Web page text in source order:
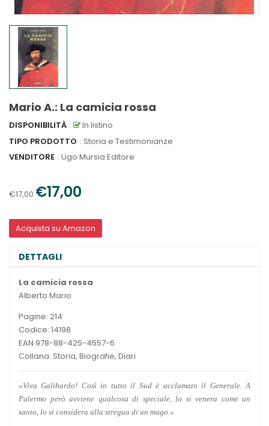
Mario A.: La camicia rossa
DISPONIBILITÀ :
In listino
TIPO PRODOTTO : Storia e Testimonianze
VENDITORE : Ugo Mursia Editore
€17,00 €17,00
Acquista su Amazon
DETTAGLI
La camicia rossa
Alberto Mario
Pagine: 214
Codice: 14198
EAN 978-88-425-4557-6
Collana: Storia, Biografie, Diari
«Viva Galibardo! Così in tutto il Sud è acclamato il Generale. A
Palermo però avviene qualcosa di speciale, lo si venera come un
santo, lo si considera alla stregua di un mago.»